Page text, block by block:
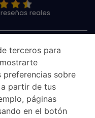
terceros para
sobre
partir de tus
páginas
en el botón